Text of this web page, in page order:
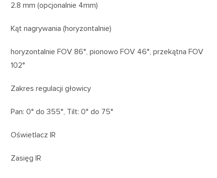
2.8 mm (opcjonalnie 4mm)
Kąt nagrywania (horyzontalnie)
horyzontalnie FOV 86°, pionowo FOV 46°, przekątna FOV
102°
Zakres regulacji głowicy
Pan: 0° do 355°, Tilt: 0° do 75°
Oświetlacz IR
Zasięg IR